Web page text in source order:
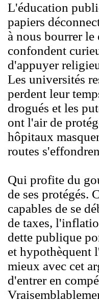
L'éducation
papiers
à nous bourrer le
confondent
d'appuyer
Les universités
perdent leur
drogués et les
ont l'air de
hôpitaux
routes
Qui profite du
de ses protégés.
capables de se
de taxes,
dette publique
et hypothèquent
mieux avec cet
d'entrer en